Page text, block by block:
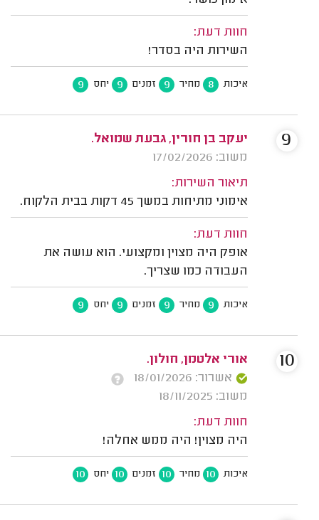
חוות דעת:
השירות היה בסדר!
איכות 8 מחיר 9 זמנים 9 יחס 9
יעקב בן חורין, גבעת שמואל.
משוב: 17/02/2026
תיאור השירות:
אימוני מתיחות במשך 45 דקות בבית הלקוח.
חוות דעת:
אופק היה מצוין ומקצועי. הוא עושה את
העבודה כמו שצריך.
איכות 9 מחיר 9 זמנים 9 יחס 9
9
אורי אלטמן, חולון.
אשרור: 18/01/2026
משוב: 18/11/2025
חוות דעת:
היה מצוין! היה ממש אחלה!
איכות 10 מחיר 10 זמנים 10 יחס 10
10